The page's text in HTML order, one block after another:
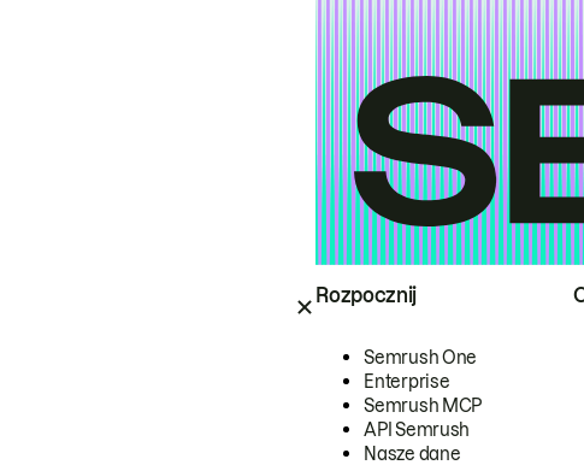
Rozpocznij
Semrush One
Enterprise
Semrush MCP
API Semrush
Nasze dane